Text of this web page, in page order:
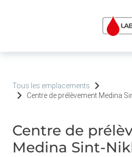
Tous les emplacements
Centre de prélèvement Medina
Centre de
Medina Sint-